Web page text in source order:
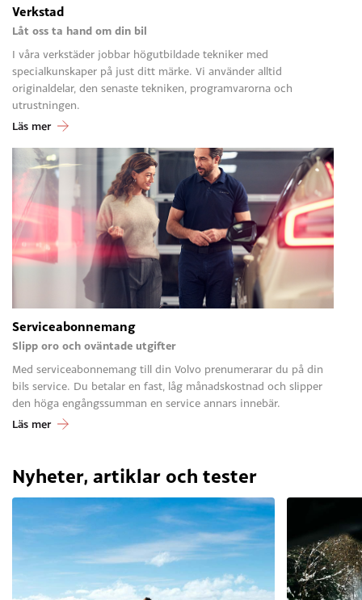
Verkstad
Låt oss ta hand om din bil
I våra verkstäder jobbar högutbildade tekniker med
specialkunskaper på just ditt märke. Vi använder alltid
originaldelar, den senaste tekniken, programvarorna och
utrustningen.
Läs mer
Serviceabonnemang
Slipp oro och oväntade utgifter
Med serviceabonnemang till din Volvo prenumerarar du på din
bils service. Du betalar en fast, låg månadskostnad och slipper
den höga engångssumman en service annars innebär.
Läs mer
Nyheter, artiklar och tester